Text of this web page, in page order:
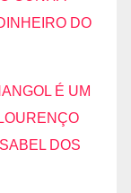
DO
É UM
DOS